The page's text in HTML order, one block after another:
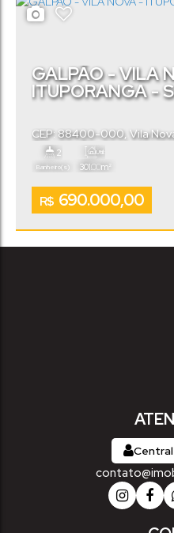
R$ 690.000,00
GALPÃO - VILA
ITUPORANGA -
CEP: 88400-000, Vila
Catarina,Brasil
2
Banheiro(s)
Útil:
301.00m²